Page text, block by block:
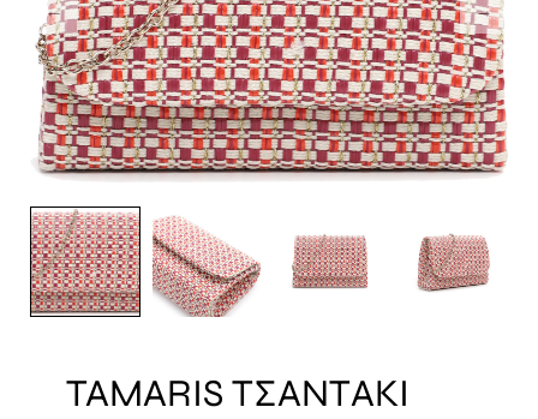
TAMARIS ΤΣΑΝΤΑΚΙ